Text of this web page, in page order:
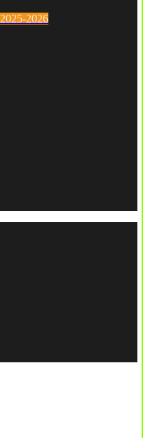
2025-2026